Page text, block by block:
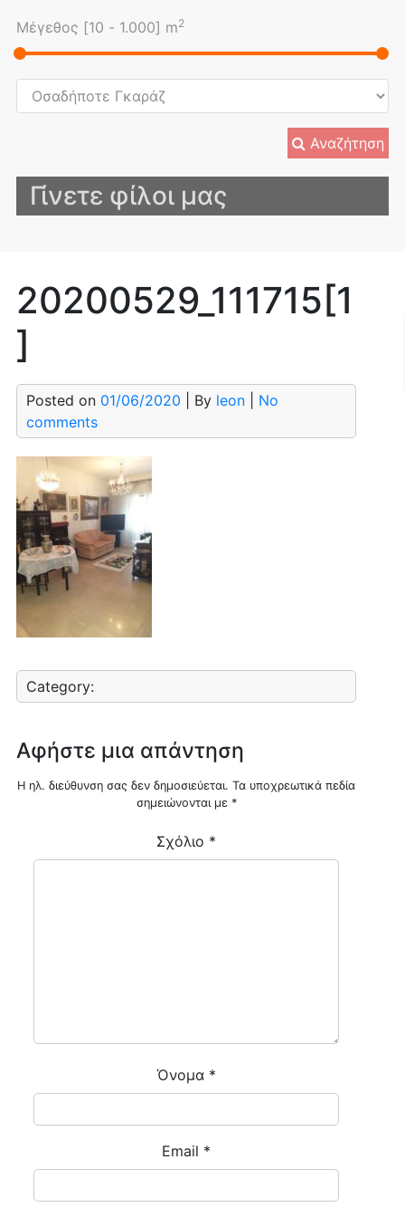
Μέγεθος [10 - 1.000] m2
Αναζήτηση
Γίνετε φίλοι μας
20200529_111715[1
]
Posted on 01/06/2020 | By leon| No
comments
Category:
Αφήστε μια απάντηση
Η ηλ. διεύθυνση σας δεν δημοσιεύεται. Τα υποχρεωτικά πεδία
σημειώνονται με *
Σχόλιο *
Όνομα *
Email *